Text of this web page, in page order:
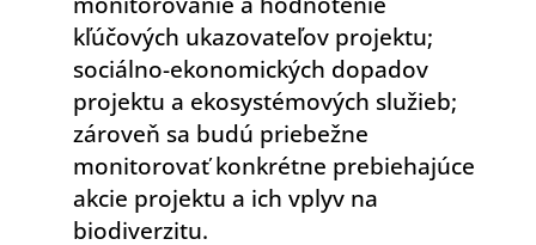
kľúčových ukazovateľov projektu;
sociálno-ekonomických dopadov
projektu a ekosystémových služieb;
zároveň sa budú priebežne
monitorovať konkrétne prebiehajúce
akcie projektu a ich vplyv na
biodiverzitu.